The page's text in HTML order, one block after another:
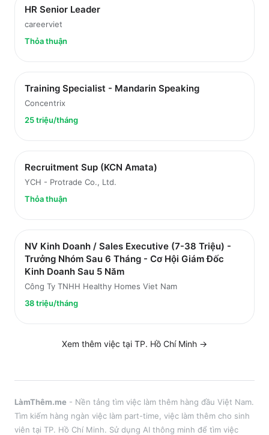
HR Senior Leader
careerviet
Thỏa thuận
Training Specialist - Mandarin Speaking
Concentrix
25 triệu/tháng
Recruitment Sup (KCN Amata)
YCH - Protrade Co., Ltd.
Thỏa thuận
NV Kinh Doanh / Sales Executive (7-38 Triệu) -
Trưởng Nhóm Sau 6 Tháng - Cơ Hội Giám Đốc
Kinh Doanh Sau 5 Năm
Công Ty TNHH Healthy Homes Viet Nam
38 triệu/tháng
Xem thêm việc tại TP. Hồ Chí Minh →
LàmThêm.me - Nền tảng tìm việc làm thêm hàng đầu Việt Nam.
Tìm kiếm hàng ngàn việc làm part-time, việc làm thêm cho sinh
viên tại TP. Hồ Chí Minh. Sử dụng AI thông minh để tìm việc